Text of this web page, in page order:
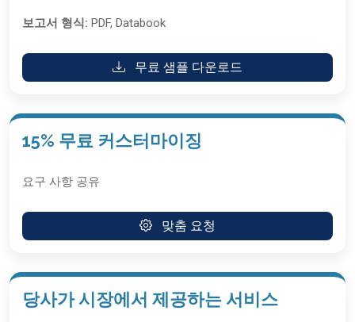
보고서 형식: PDF, Databook
무료 샘플 다운로드
15% 무료 커스터마이징
요구 사항 공유
맞춤 요청
당사가 시장에서 제공하는 서비스